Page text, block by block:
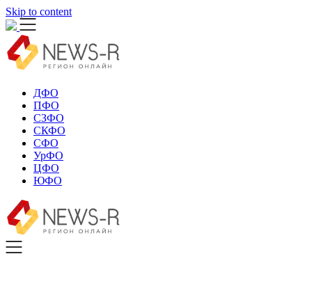
Skip to content
ДФО
ПФО
СЗФО
СКФО
СФО
УрФО
ЦФО
ЮФО